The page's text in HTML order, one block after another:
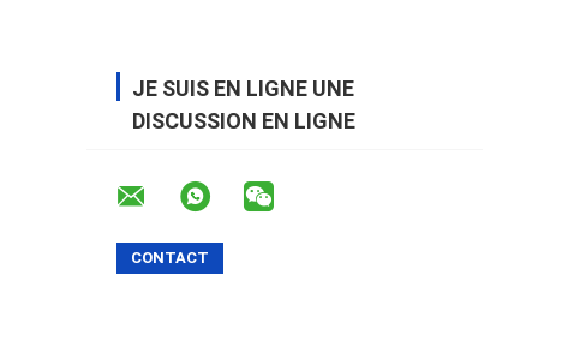
JE SUIS EN LIGNE UNE
DISCUSSION EN LIGNE